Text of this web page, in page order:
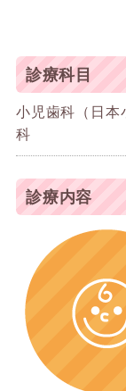
診療科目
小児歯科（日
科
診療内容